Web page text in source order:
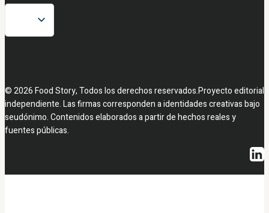
© 2026 Food Story, Todos los derechos reservados.Proyecto editorial
independiente. Las firmas corresponden a identidades creativas bajo
seudónimo. Contenidos elaborados a partir de hechos reales y
fuentes públicas.